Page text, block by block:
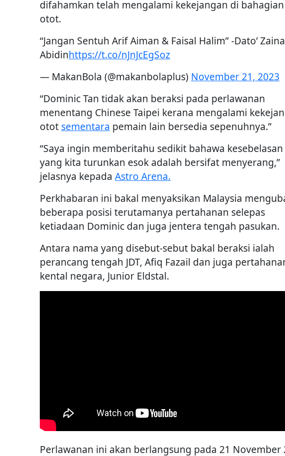
difahamkan telah mengalami kekejangan di bahagian
otot.
“Jangan Sentuh Arif Aiman & Faisal Halim” -Dato’
Abidinhttps://t.co/nJnJcEgSoz
— MakanBola (@makanbolaplus) November 21, 2023
“Dominic Tan tidak akan beraksi pada perlawanan
menentang Chinese Taipei kerana mengalami
otot sementara pemain lain bersedia sepenuhnya.”
“Saya ingin memberitahu sedikit bahawa kesebelasan
yang kita turunkan esok adalah bersifat menyerang,”
jelasnya kepada Astro Arena.
Perkhabaran ini bakal menyaksikan Malaysia
beberapa posisi terutamanya pertahanan selepas
ketiadaan Dominic dan juga jentera tengah pasukan.
Antara nama yang disebut-sebut bakal beraksi ialah
perancang tengah JDT, Afiq Fazail dan juga
kental negara, Junior Eldstal.
Perlawanan ini akan berlangsung pada 21 November